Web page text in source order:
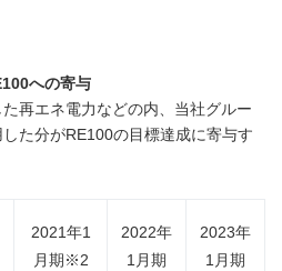
への寄与
た再エネ電力などの内、当社グルー
た分がRE100の目標達成に寄与す
2021年1
月期※2
2022年
1月期
2023年
1月期